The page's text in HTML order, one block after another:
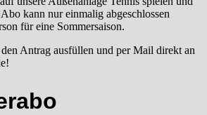
kann nur einmalig abgeschlossen
für eine Sommersaison.
Antrag ausfüllen und per Mail direkt an